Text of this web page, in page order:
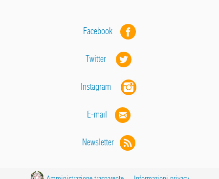
Facebook
Twitter
Instagram
E-mail
Newsletter